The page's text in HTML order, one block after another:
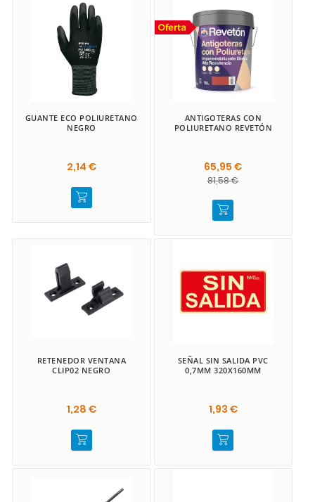
GUANTE ECO POLIURETANO
NEGRO
2,14 €
ANTIGOTERAS CON
POLIURETANO REVETÓN
65,95 €
81,58 €
RETENEDOR VENTANA
CLIP02 NEGRO
1,28 €
SEÑAL SIN SALIDA PVC
0,7MM 320X160MM
1,93 €